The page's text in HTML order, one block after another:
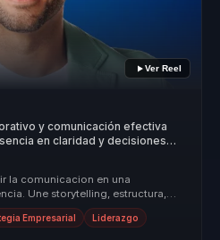
Ver Reel
y comunicación efectiva
en claridad y decisiones
la comunicacion en una
Une storytelling, estructura,
Empresarial Liderazgo